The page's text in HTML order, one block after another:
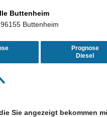
Buttenheim
Buttenheim
Prognose
Diesel
Sie angezeigt bekommen